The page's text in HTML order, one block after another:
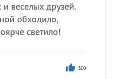
веселых друзей.
обходило,
светило!
300